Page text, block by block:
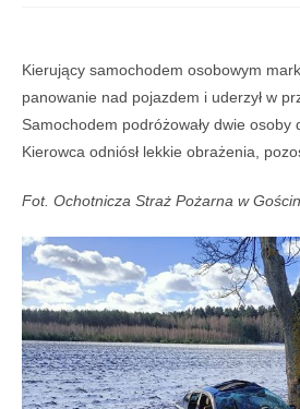
Kierujący samochodem osobowym
panowanie nad pojazdem i uderzył w
Samochodem podróżowały dwie osoby
Kierowca odniósł lekkie obrażenia,
Fot. Ochotnicza Straż Pożarna w